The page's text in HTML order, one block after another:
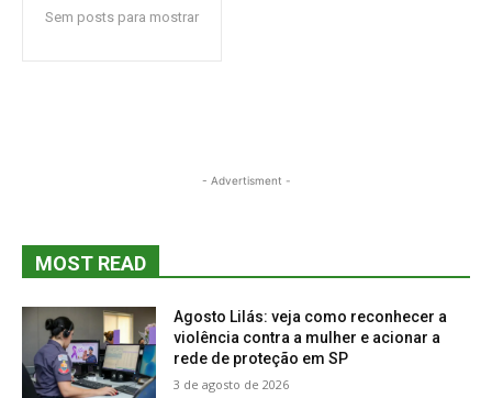
Sem posts para mostrar
- Advertisment -
MOST READ
Agosto Lilás: veja como reconhecer a
violência contra a mulher e acionar a
rede de proteção em SP
3 de agosto de 2026